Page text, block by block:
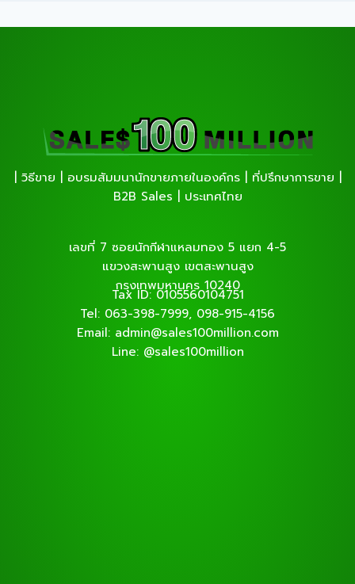
| วิธีขาย | อบรมสัมมนานักขายภายในองค์กร | ที่ปรึกษาการขาย |
B2B Sales | ประเทศไทย
เลขที่ 7 ซอยนักกีฬาแหลมทอง 5 แยก 4-5
แขวงสะพานสูง เขตสะพานสูง
กรุงเทพมหานคร 10240
Tax ID: 0105560104751
Tel: 063-398-7999, 098-915-4156
Email: admin@sales100million.com
Line: @sales100million